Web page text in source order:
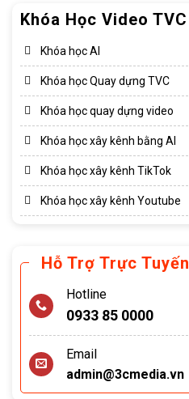
Khóa Học Video TVC
Khóa học AI
Khóa học Quay dựng TVC
Khóa học quay dựng video
Khóa học xây kênh bằng AI
Khóa học xây kênh TikTok
Khóa học xây kênh Youtube
Hỗ Trợ Trực Tuyến
Hotline
0933 85 0000
Email
admin@3cmedia.vn